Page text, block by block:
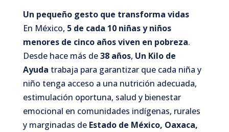
Un pequeño gesto que transforma vidas
En México, 5 de cada 10 niñas y niños
menores de cinco años viven en pobreza.
Desde hace más de38 años, Un Kilo de
Ayuda trabaja para garantizar que cada niña y
niño tenga acceso a una nutrición adecuada,
estimulación oportuna, salud y bienestar
emocional en comunidades indígenas, rurales
y marginadas de Estado de México, Oaxaca,